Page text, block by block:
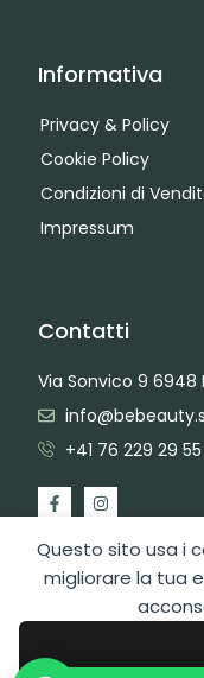
Questo sito usa i
migliorare la tua
Informativa
Privacy & Policy
Cookie Policy
Condizioni di
Impressum
Contatti
Via Sonvico 9 6948
+41 76 229 29 55
2026 Copyright